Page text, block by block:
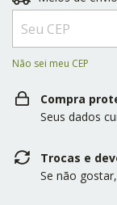
Não sei meu CEP
Compra
Seus dados
Trocas e
Se não